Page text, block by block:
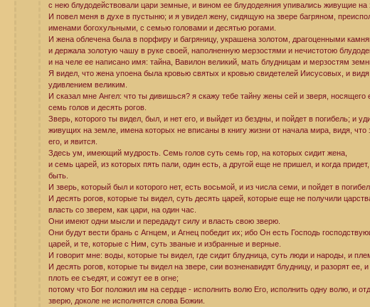
с нею блудодействовали цари земные, и вином ее блудодеяния упивались живущие на
И повел меня в духе в пустыню; и я увидел жену, сидящую на звере багряном,
именами богохульными, с семью головами и десятью рогами.
И жена облечена была в порфиру и багряницу, украшена золотом, драгоценными
и держала золотую чашу в руке своей, наполненную мерзостями и нечистотою
и на челе ее написано имя: тайна, Вавилон великий, мать блудницам и мерзостям
Я видел, что жена упоена была кровью святых и кровью свидетелей Иисусовых, и
удивлением великим.
И сказал мне Ангел: что ты дивишься? я скажу тебе тайну жены сей и зверя,
семь голов и десять рогов.
Зверь, которого ты видел, был, и нет его, и выйдет из бездны, и пойдет в погибель; и
живущих на земле, имена которых не вписаны в книгу жизни от начала мира, видя, что
его, и явится.
Здесь ум, имеющий мудрость. Семь голов суть семь гор, на которых сидит жена,
и семь царей, из которых пять пали, один есть, а другой еще не пришел, и когда
быть.
И зверь, который был и которого нет, есть восьмой, и из числа семи, и пойдет в
И десять рогов, которые ты видел, суть десять царей, которые еще не получили
власть со зверем, как цари, на один час.
Они имеют одни мысли и передадут силу и власть свою зверю.
Они будут вести брань с Агнцем, и Агнец победит их; ибо Он есть Господь
царей, и те, которые с Ним, суть званые и избранные и верные.
И говорит мне: воды, которые ты видел, где сидит блудница, суть люди и народы, и
И десять рогов, которые ты видел на звере, сии возненавидят блудницу, и разорят ее,
плоть ее съедят, и сожгут ее в огне;
потому что Бог положил им на сердце - исполнить волю Его, исполнить одну волю, и
зверю, доколе не исполнятся слова Божии.